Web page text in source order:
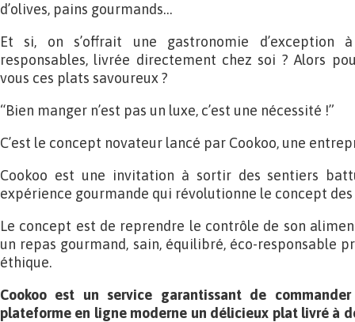
d’olives, pains gourmands…
Et si, on s’offrait une gastronomie
responsables, livrée directement chez soi ? Alors
vous ces plats savoureux ?
“Bien manger n’est pas un luxe, c’est une nécessité !”
C’est le concept novateur lancé par Cookoo, une
Cookoo est une invitation à sortir des sentiers
expérience gourmande qui révolutionne le concept
Le concept est de reprendre le contrôle de son
un repas gourmand, sain, équilibré, éco-responsable
éthique.
Cookoo est un service garantissant de
plateforme en ligne moderne un délicieux plat livré à